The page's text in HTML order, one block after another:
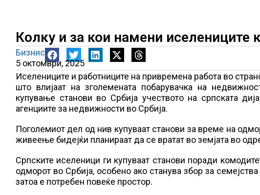
Колку и за кои намени иселениците
Бизнис
5 октомври, 2025
Иселениците и работниците на привремена работа во
што влијаат на зголемената побарувачка на
купување станови во Србија учеството на српската
агенциите за недвижности во Србија.
Поголемиот дел од нив купуваат станови за време на
живеење бидејќи планираат да се вратат во земјата во
Српските иселеници ги купуваат станови поради
одморот во Србија, особено ако станува збор за
затоа е потребен повеќе простор.